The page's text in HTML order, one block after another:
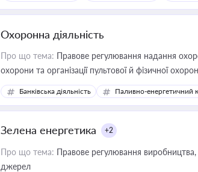
Охоронна діяльність
Про що тема: Правове регулювання надання
охорони та організації пультової й фізичної
Банківська діяльність Паливно-енергетичний
Зелена енергетика +2
Про що тема: Правове регулювання
джерел